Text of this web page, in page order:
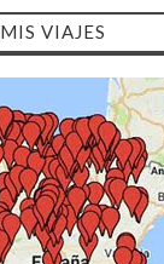
MIS VIAJES